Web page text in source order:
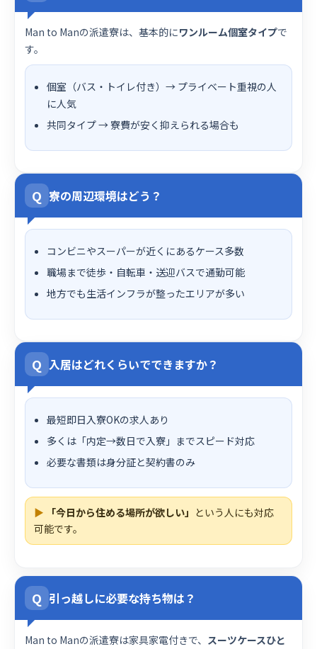
Man to Manの派遣寮は、基本的にワンルーム個室タイプで
す。
個室（バス・トイレ付き）→ プライベート重視の人
に人気
共同タイプ → 寮費が安く抑えられる場合も
Q 寮の周辺環境はどう？
コンビニやスーパーが近くにあるケース多数
職場まで徒歩・自転車・送迎バスで通勤可能
地方でも生活インフラが整ったエリアが多い
Q 入居はどれくらいでできますか？
最短即日入寮OKの求人あり
多くは「内定→数日で入寮」までスピード対応
必要な書類は身分証と契約書のみ
▶ 「今日から住める場所が欲しい」 という人にも対応
可能です。
Q 引っ越しに必要な持ち物は？
Man to Manの派遣寮は家具家電付きで、 スーツケースひと